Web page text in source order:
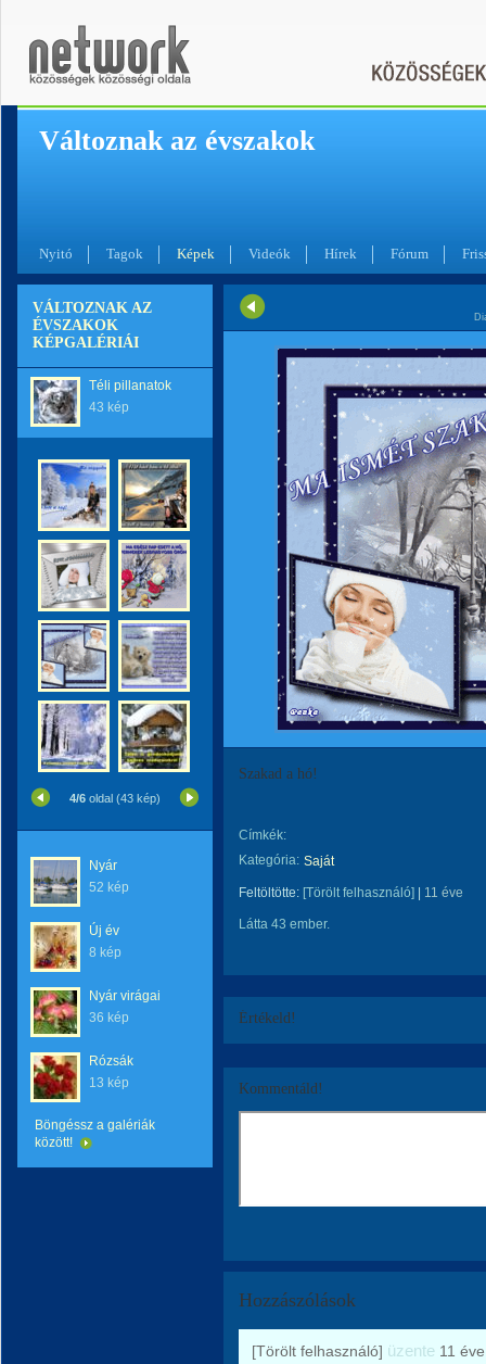
Változnak az évszakok
Nyitó Tagok Képek Videók Hírek Fórum
VÁLTOZNAK AZ
ÉVSZAKOK
KÉPGALÉRIÁI
Téli pillanatok
43 kép
4/6 oldal (43 kép)
Nyár
52 kép
Új év
8 kép
Nyár virágai
36 kép
Rózsák
13 kép
Böngéssz a galériák
között!
Szakad a hó!
Címkék:
Kategória: Saját
Feltöltötte: [Törölt felhasználó] 11 éve
Látta 43 ember.
Értékeld!
Kommentáld!
Hozzászólások
[Törölt felhasználó] üzente 11 éve